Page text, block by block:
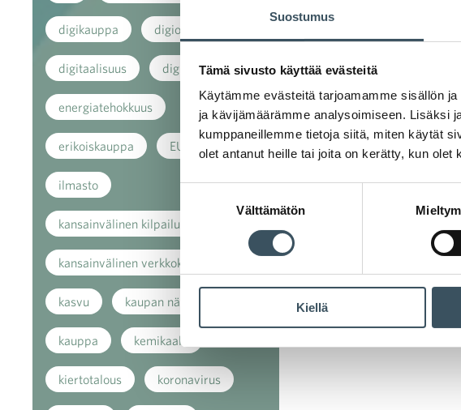
Suostumus
Tämä sivusto käyttää evästeitä
Käytämme evästeitä tarjoamamme sisällön
ja kävijämäärämme analysoimiseen. Lisäksi
kumppaneillemme tietoja siitä, miten käytät
olet antanut heille tai joita on kerätty, kun olet
valinta
Välttämätön
Kiellä
digikauppa digiostaminen
digitaalisuus digitalisaatio
energiatehokkuus
erikoiskauppa EU
ilmasto
kansainvälinen kilpailu
kansainvälinen verkkokauppa
kasvu kaupan näkymät
kauppa kemikaalit
kiertotalous koronavirus